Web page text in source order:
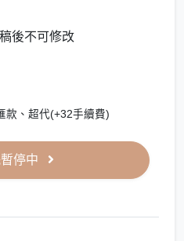
後不可修改
款、超代(+32手續費)
停中